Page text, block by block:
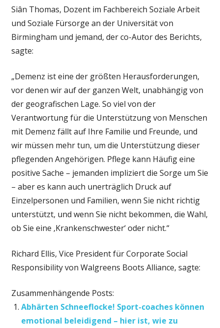
Siân Thomas, Dozent im Fachbereich Soziale Arbeit
und Soziale Fürsorge an der Universität von
Birmingham und jemand, der co-Autor des Berichts,
sagte:
„Demenz ist eine der größten Herausforderungen,
vor denen wir auf der ganzen Welt, unabhängig von
der geografischen Lage. So viel von der
Verantwortung für die Unterstützung von Menschen
mit Demenz fällt auf Ihre Familie und Freunde, und
wir müssen mehr tun, um die Unterstützung dieser
pflegenden Angehörigen. Pflege kann Häufig eine
positive Sache – jemanden impliziert die Sorge um Sie
– aber es kann auch unerträglich Druck auf
Einzelpersonen und Familien, wenn Sie nicht richtig
unterstützt, und wenn Sie nicht bekommen, die Wahl,
ob Sie eine ‚Krankenschwester‘ oder nicht.“
Richard Ellis, Vice President für Corporate Social
Responsibility von Walgreens Boots Alliance, sagte:
Zusammenhängende Posts:
Abhärten Schneeflocke! Sport-coaches können
emotional beleidigend – hier ist, wie zu